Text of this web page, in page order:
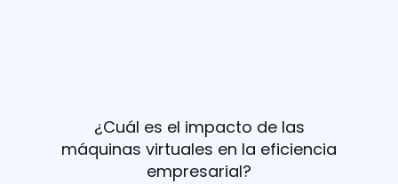
¿Cuál es el impacto de las
máquinas virtuales en la eficiencia
empresarial?